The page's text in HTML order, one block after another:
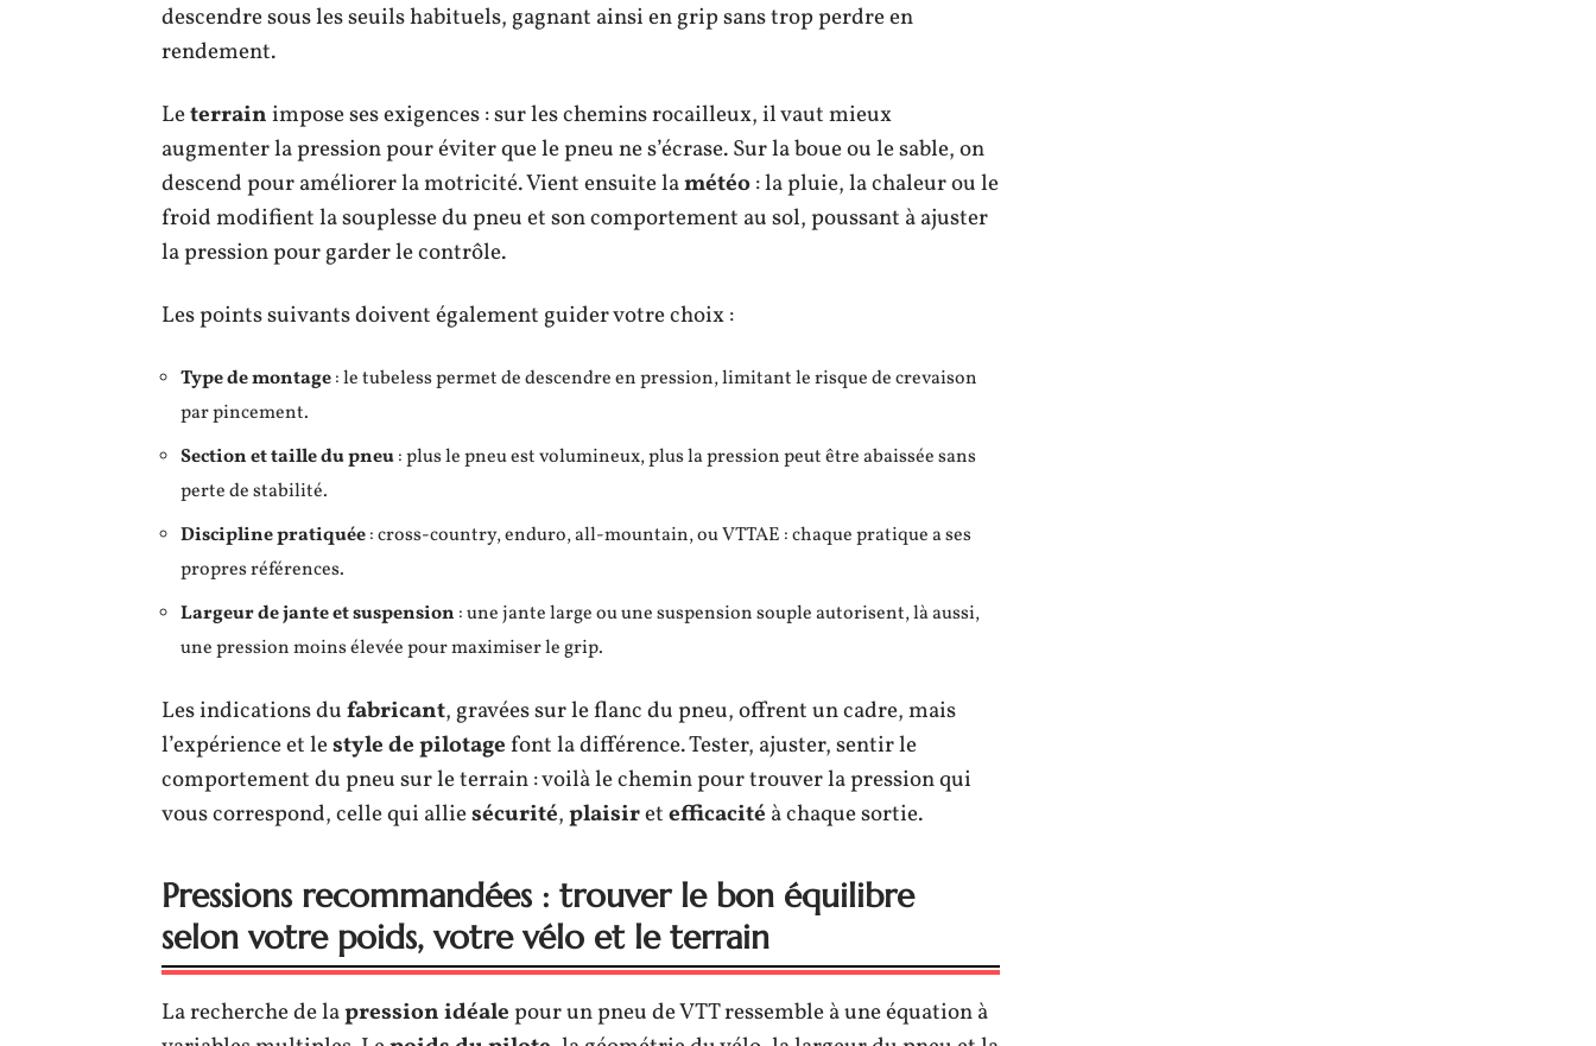
descendre sous les seuils habituels, gagnant ainsi en grip sans trop perdre en
rendement.
Leterrainimpose ses exigences : sur les chemins rocailleux, il vaut mieux
augmenter la pression pour éviter que le pneu ne s’écrase. Sur la boue ou le sable, on
descend pour améliorer la motricité. Vient ensuite lamétéo: la pluie, la chaleur ou le
froid modifient la souplesse du pneu et son comportement au sol, poussant à ajuster
la pression pour garder le contrôle.
Les points suivants doivent également guider votre choix :
Type de montage: le tubeless permet de descendre en pression, limitant le risque de crevaison
par pincement.
Section et taille du pneu: plus le pneu est volumineux, plus la pression peut être abaissée sans
perte de stabilité.
Discipline pratiquée: cross-country, enduro, all-mountain, ou VTTAE : chaque pratique a ses
propres références.
Largeur de jante et suspension : une jante large ou une suspension souple autorisent, là aussi,
une pression moins élevée pour maximiser le grip.
Les indications dufabricant, gravées sur le flanc du pneu, offrent un cadre, mais
l’expérience et lestyle de pilotagefont la différence. Tester, ajuster, sentir le
comportement du pneu sur le terrain : voilà le chemin pour trouver la pression qui
vous correspond, celle qui alliesécurité,plaisiretefficacité à chaque sortie.
Pressions recommandées : trouver le bon équilibre
selon votre poids, votre vélo et le terrain
La recherche de lapression idéalepour un pneu de VTT ressemble à une équation à